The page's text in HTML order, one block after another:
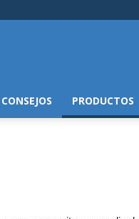
CONSEJOS PRODUCTOS